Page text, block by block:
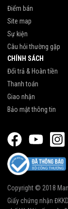
Điểm bán
Site map
Sự kiện
Câu hỏi thường gặp
CHÍNH SÁCH
Đổi trả & Hoàn tiền
Thanh toán
Giao nhận
Bảo mật thông tin
Copyright © 2018
Giấy chứng nhận